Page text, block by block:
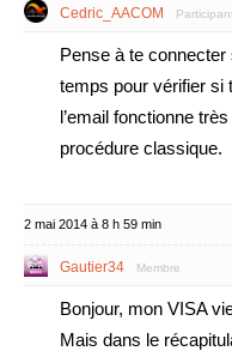
Cedric_AACOM Participant
Pense à te
temps pour vérifier si
l’email fonctionne
procédure classique.
2 mai 2014 à 8 h 59 min
Gautier34 Membre
Bonjour, mon VISA
Mais dans le